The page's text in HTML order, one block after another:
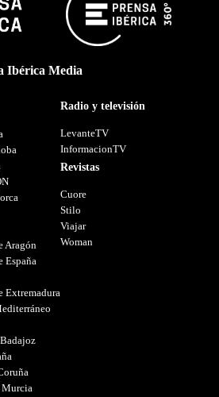
Ibérica Media
Aragón
España
Extremadura
Murcia
Radio y televisión
LevanteTV
InformacionTV
Revistas
Cuore
Stilo
Viajar
Woman